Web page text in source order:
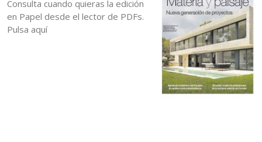
Consulta cuando quieras la edición
en Papel desde el lector de PDFs.
Pulsa aquí